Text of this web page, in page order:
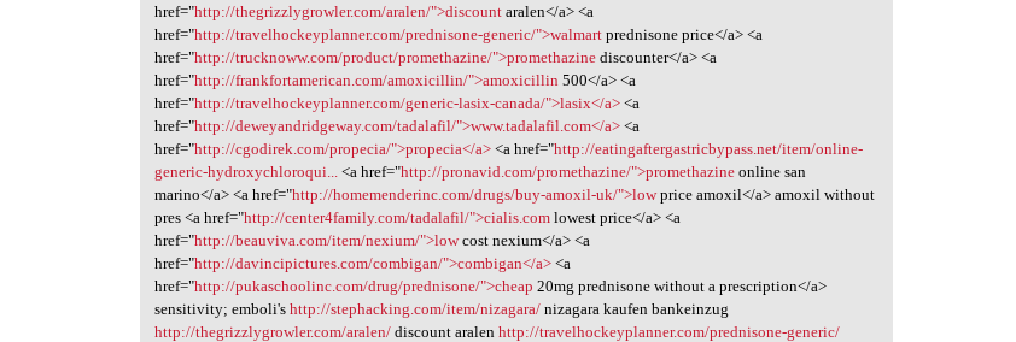
href="http://thegrizzlygrowler.com/aralen/">discount aralen</a> <a
href="http://travelhockeyplanner.com/prednisone-generic/">walmart prednisone price</a> <a
href="http://trucknoww.com/product/promethazine/">promethazine discounter</a> <a
href="http://frankfortamerican.com/amoxicillin/">amoxicillin 500</a> <a
href="http://travelhockeyplanner.com/generic-lasix-canada/">lasix</a> <a
href="http://deweyandridgeway.com/tadalafil/">www.tadalafil.com</a> <a
href="http://cgodirek.com/propecia/">propecia</a> <a href="http://eatingaftergastricbypass.net/item/online-
generic-hydroxychloroqui...
<a href="http://pronavid.com/promethazine/">promethazine online san
marino</a> <a href="http://homemenderinc.com/drugs/buy-amoxil-uk/">lowprice amoxil</a> amoxil without
pres <a href="http://center4family.com/tadalafil/">cialis.com lowest price</a> <a
href="http://beauviva.com/item/nexium/">lowcost nexium</a> <a
href="http://davincipictures.com/combigan/">combigan</a> <a
href="http://pukaschoolinc.com/drug/prednisone/">cheap 20mg prednisone without a prescription</a>
sensitivity; emboli'shttp://stephacking.com/item/nizagara/ nizagara kaufen bankeinzug
http://thegrizzlygrowler.com/aralen/ discount aralenhttp://travelhockeyplanner.com/prednisone-generic/